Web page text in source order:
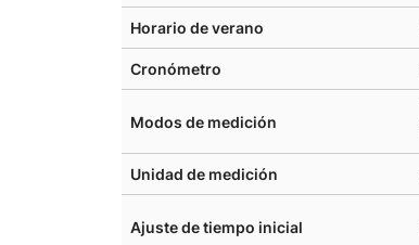
Horario de verano
Cronómetro
Modos de medición
Unidad de medición
Ajuste de tiempo inicial